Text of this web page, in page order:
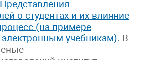
Представления
о студентах и их влияние
(на примере
учебникам). В